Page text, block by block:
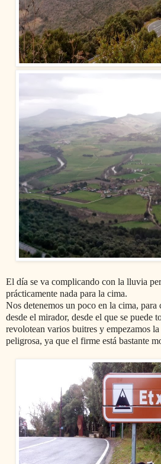
El día se va complicando con la lluvia
prácticamente nada para la cima.
Nos detenemos un poco en la cima, para
desde el mirador, desde el que se puede
revolotean varios buitres y empezamos
peligrosa, ya que el firme está bastante